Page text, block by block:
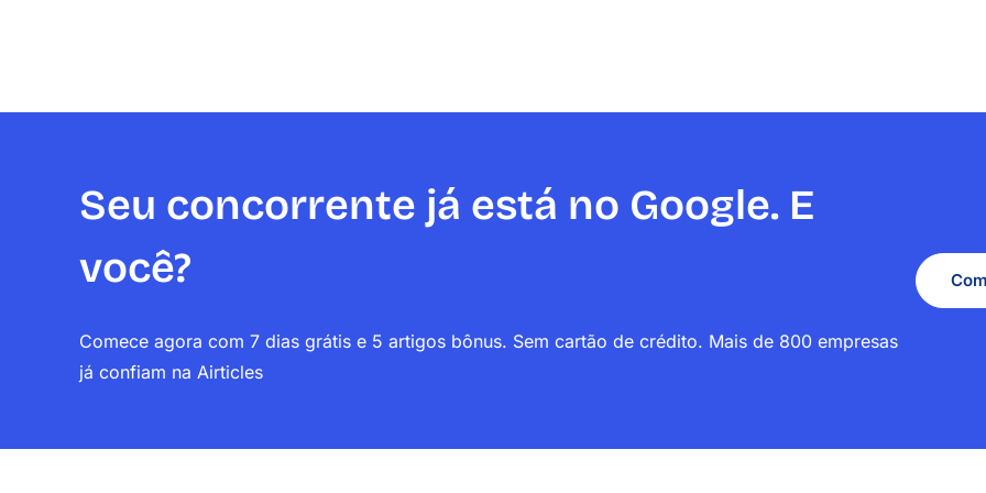
Seu concorrente já está no Google. E
você?
Comece agora com 7 dias grátis e 5 artigos bônus. Sem cartão de crédito. Mais de 800 empresas
já confiam na Airticles